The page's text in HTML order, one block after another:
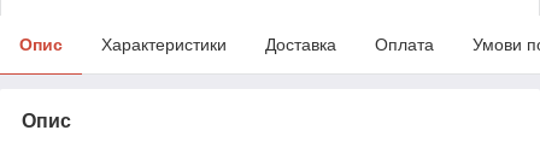
Опис Характеристики Доставка Оплата Умови
Опис